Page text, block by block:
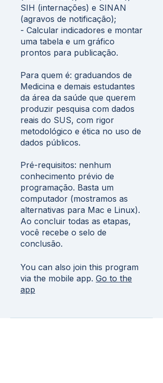
SIH (internações) e SINAN
(agravos de notificação);
- Calcular indicadores e montar
uma tabela e um gráfico
prontos para publicação.
Para quem é: graduandos de
Medicina e demais estudantes
da área da saúde que querem
produzir pesquisa com dados
reais do SUS, com rigor
metodológico e ética no uso de
dados públicos.
Pré-requisitos: nenhum
conhecimento prévio de
programação. Basta um
computador (mostramos as
alternativas para Mac e Linux).
Ao concluir todas as etapas,
você recebe o selo de
conclusão.
You can also join this program
via the mobile app. Go to the
app